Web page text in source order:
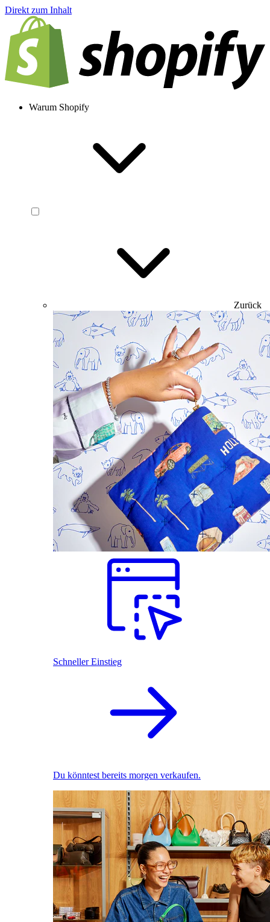
Direkt zum Inhalt
Warum Shopify
Zurück
Schneller Einstieg
Du könntest bereits morgen verkaufen.